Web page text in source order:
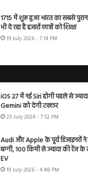
1715 में शुरू हुआ भारत का सबसे
भी दे रहा है हजारों छात्रों को शिक्षा
19 July 2026 - 7:14 PM
iOS 27 में नई Siri होगी पहले से
Gemini को देगी टक्कर
25 July 2026 - 7:52 PM
Audi और Apple के पूर्व डिजाइनरों ने
बग्गी, 100 किमी से ज्यादा की रेंज
EV
19 July 2026 - 4:48 PM